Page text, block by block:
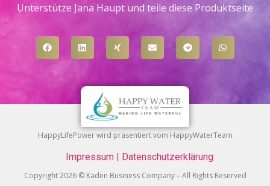
Unterstütze Jana Haupt und teile diese Produktseite
HappyLifePower wird präsentiert vom HappyWaterTeam
Impressum Datenschutzerklärung
Copyright 2026 © Kaden Business Company – All Rights Reserved